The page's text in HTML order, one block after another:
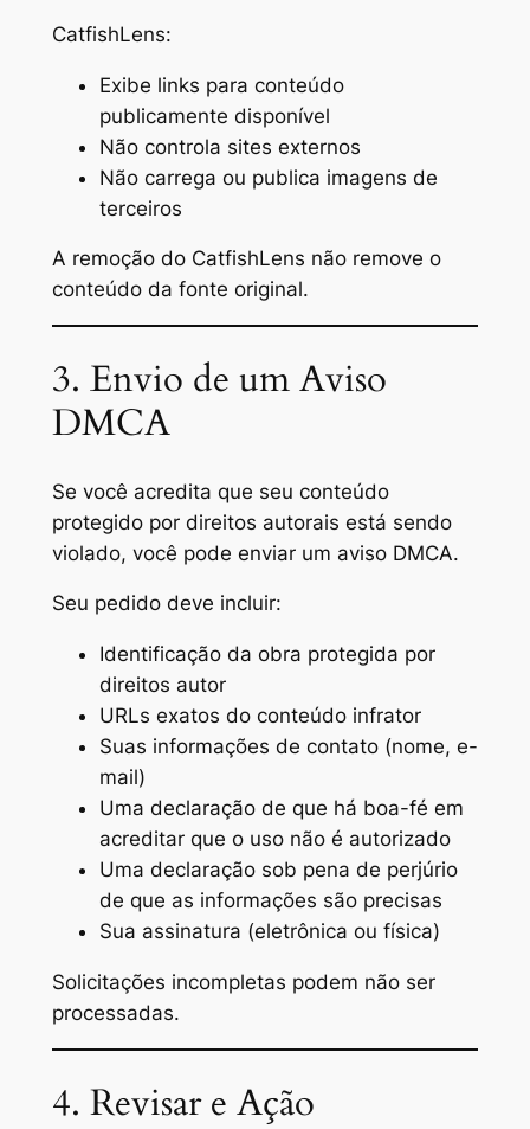
CatfishLens:
Exibe links para conteúdo
publicamente disponível
Não controla sites externos
Não carrega ou publica imagens de
terceiros
A remoção do CatfishLens não remove o
conteúdo da fonte original.
3. Envio de um Aviso
DMCA
Se você acredita que seu conteúdo
protegido por direitos autorais está sendo
violado, você pode enviar um aviso DMCA.
Seu pedido deve incluir:
Identificação da obra protegida por
direitos autor
URLs exatos do conteúdo infrator
Suas informações de contato (nome, e-
mail)
Uma declaração de que há boa-fé em
acreditar que o uso não é autorizado
Uma declaração sob pena de perjúrio
de que as informações são precisas
Sua assinatura (eletrônica ou física)
Solicitações incompletas podem não ser
processadas.
4. Revisar e Ação